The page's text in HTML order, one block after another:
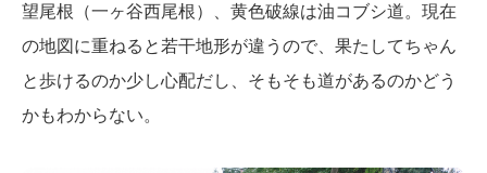
望尾根（一ヶ谷西尾根）、黄色破線は油コブシ道。現在
の地図に重ねると若干地形が違うので、果たしてちゃん
と歩けるのか少し心配だし、そもそも道があるのかどう
かもわからない。